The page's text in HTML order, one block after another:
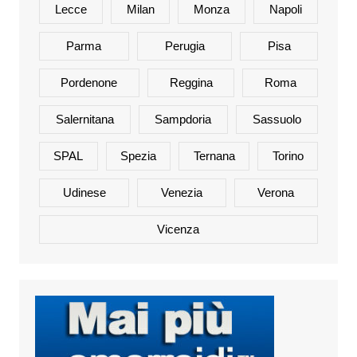
Lecce Milan Monza Napoli
Parma Perugia Pisa
Pordenone Reggina Roma
Salernitana Sampdoria Sassuolo
SPAL Spezia Ternana Torino
Udinese Venezia Verona
Vicenza